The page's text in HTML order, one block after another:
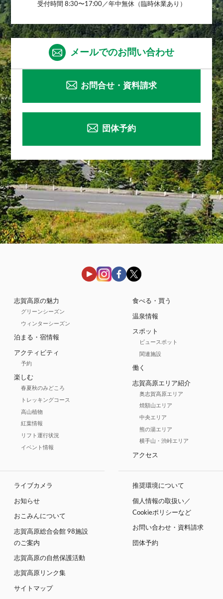
受付時間 8:30〜17:00／年中無休（臨時休業あり）
メールでのお問い合わせ
お問合せ・資料請求
団体予約
志賀高原の魅力
グリーンシーズン
ウィンターシーズン
泊まる・宿情報
アクティビティ
予約
楽しむ
春夏秋のみどころ
トレッキングコース
高山植物
紅葉情報
リフト運行状況
イベント情報
食べる・買う
温泉情報
スポット
ビュースポット
関連施設
働く
志賀高原エリア紹介
奥志賀高原エリア
焼額山エリア
中央エリア
熊の湯エリア
横手山・渋峠エリア
アクセス
ライブカメラ
お知らせ
おこみんについて
志賀高原総合会館 98施設
のご案内
志賀高原の自然保護活動
志賀高原リンク集
サイトマップ
推奨環境について
個人情報の取扱い／
Cookieポリシーなど
お問い合わせ・資料請求
団体予約